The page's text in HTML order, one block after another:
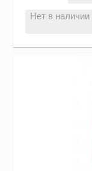
Нет в наличии